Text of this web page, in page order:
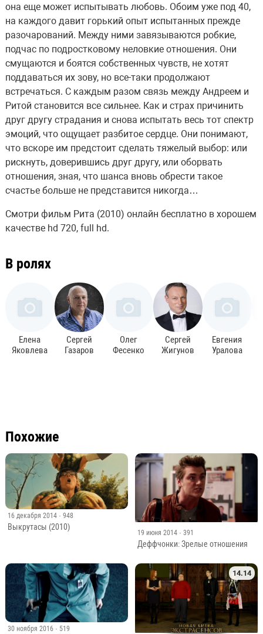
она еще может испытывать любовь. Обоим уже под 40,
на каждого давит горький опыт испытанных прежде
разочарований. Между ними завязываются робкие,
подчас по подростковому неловкие отношения. Они
смущаются и боятся собственных чувств, не хотят
поддаваться их зову, но все-таки продолжают
встречаться. С каждым разом связь между Андреем и
Ритой становится все сильнее. Как и страх причинить
друг другу страдания и снова испытать весь тот спектр
эмоций, что ощущает разбитое сердце. Они понимают,
что вскоре им предстоит сделать тяжелый выбор: или
рискнуть, доверившись друг другу, или оборвать
отношения, зная, что шанса вновь обрести такое
счастье больше не представится никогда…
Смотри фильм Рита (2010) онлайн бесплатно в хорошем
качестве hd 720, full hd.
В ролях
Елена
Яковлева
Сергей
Газаров
Олег
Фесенко
Сергей
Жигунов
Евгения
Уралова
Похожие
16 декабря 2014 · 948
Выкрутасы (2010)
19 июня 2014 · 391
Деффчонки: Зрелые отношения
30 ноября 2016 · 519
14.14